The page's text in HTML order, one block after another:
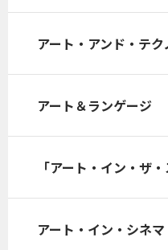
アート・アンド・テク
アート＆ランゲージ
「アート・イン・ザ
アート・イン・シネマ